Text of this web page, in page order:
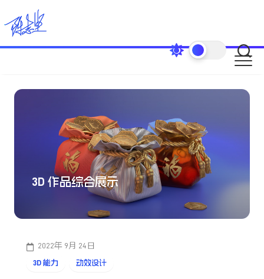
content
3D 作品综合展示
2022年 9月 24日
3D 能力 动效设计